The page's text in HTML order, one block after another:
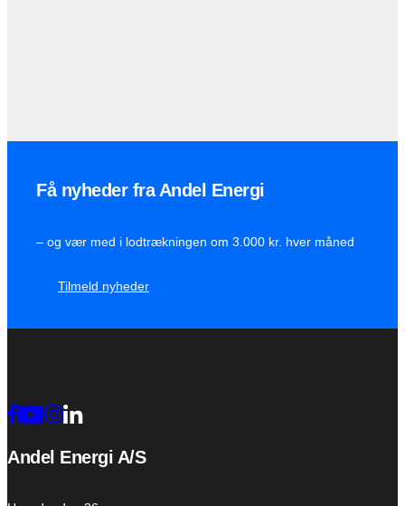
Få nyheder fra Andel Energi
– og vær med i lodtrækningen om 3.000 kr. hver måned
Tilmeld nyheder
Andel Energi A/S